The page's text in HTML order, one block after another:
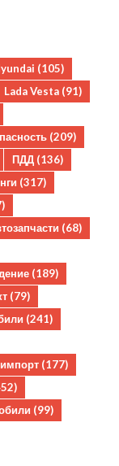
(105)
Lada Vesta (91)
(209)
ПДД (136)
(317)
(68)
(189)
(79)
(241)
(177)
(99)